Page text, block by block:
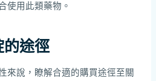
使用此類藥物。
的途徑
來說，瞭解合適的購買途徑至關